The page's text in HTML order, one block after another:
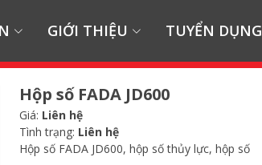
GIỚI THIỆU TUYỂN DỤNG
Hộp số FADA JD600
Giá: Liên hệ
Tình trạng: Liên hệ
Hộp số FADA JD600, hộp số thủy lực, hộp số